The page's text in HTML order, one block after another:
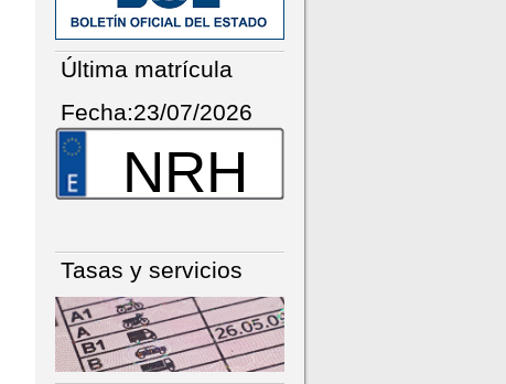
Última matrícula
Fecha:23/07/2026
NRH
Tasas y servicios